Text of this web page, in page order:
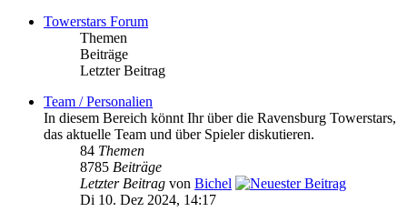
Towerstars Forum
Themen
Beiträge
Letzter Beitrag
Team / Personalien
In diesem Bereich könnt Ihr über die Ravensburg Towerstars,
das aktuelle Team und über Spieler diskutieren.
84 Themen
8785 Beiträge
Letzter Beitrag von Bichel
Di 10. Dez 2024, 14:17